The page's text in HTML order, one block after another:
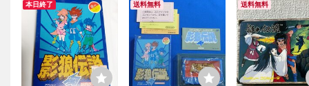
本日終了 送料無料 送料無料